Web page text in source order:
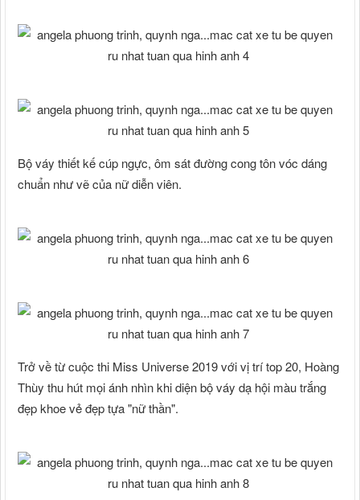
Bộ váy thiết kế cúp ngực, ôm sát đường cong tôn vóc dáng
chuẩn như vẽ của nữ diễn viên.
Trở về từ cuộc thi Miss Universe 2019 với vị trí top 20, Hoàng
Thùy thu hút mọi ánh nhìn khi diện bộ váy dạ hội màu trắng
đẹp khoe vẻ đẹp tựa "nữ thần".